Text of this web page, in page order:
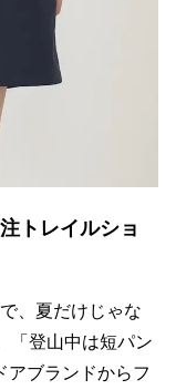
トレイルショ
、夏だけじゃな
「登山中は短パン
アブランドからフ